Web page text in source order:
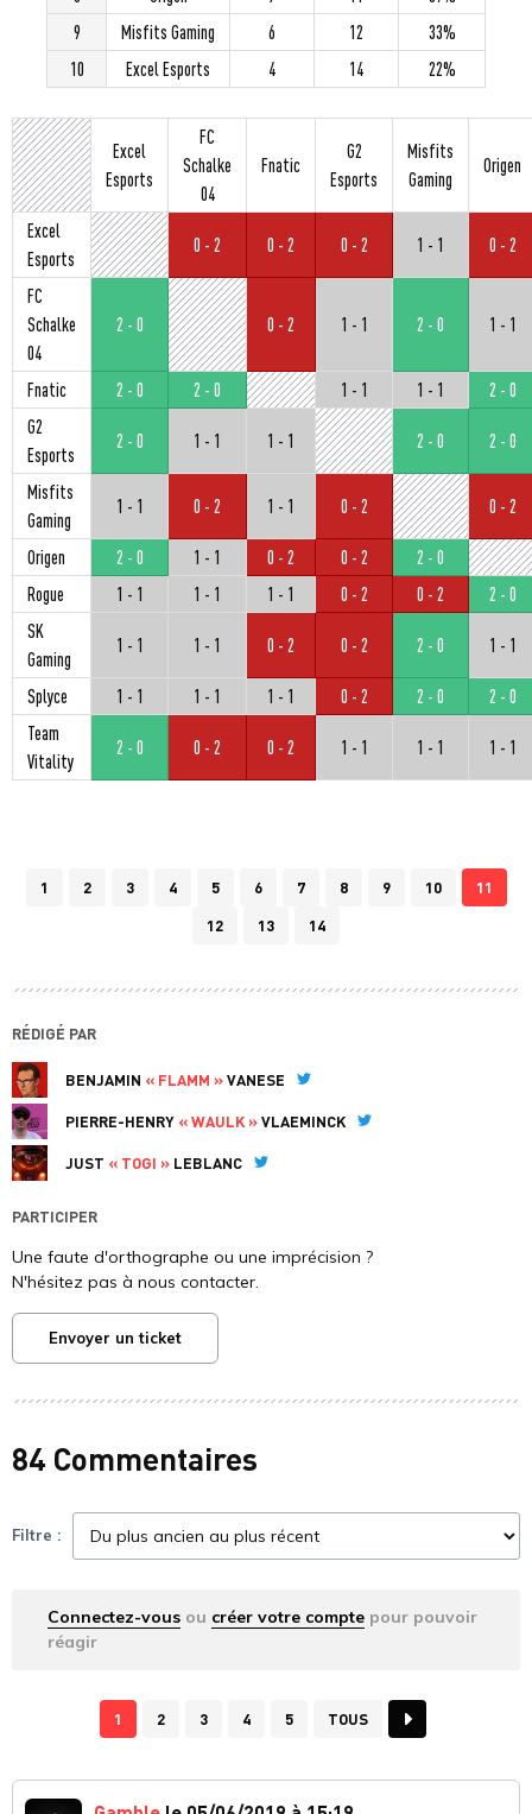
9
Misfits Gaming 6 12
33%
10
Excel Esports 4 14 22%
Excel
Esports
FC
Schalke
04
Fnatic
G2
Esports
Misfits
Gaming
Origen
Excel
Esports
0 - 2 0 - 2 0 - 2 1 - 1 0 - 2
FC
Schalke
04
2 - 0 0 - 2 1 - 1 2 - 0 1 - 1
Fnatic 2 - 0 2 - 0 1 - 1 1 - 1
2 - 0
G2
Esports
2 - 0 1 - 1 1 - 1 2 - 0 2 - 0
Misfits
Gaming
1 - 1 0 - 2 1 - 1 0 - 2 0 - 2
Origen 2 - 0 1 - 1 0 - 2 0 - 2
2 - 0
Rogue
1 - 1 1 - 1 1 - 1 0 - 2 0 - 2
2 - 0
SK
Gaming
1 - 1 1 - 1 0 - 2 0 - 2 2 - 0 1 - 1
Splyce 1 - 1 1 - 1 1 - 1 0 - 2 2 - 0
2 - 0
Team
Vitality
2 - 0 0 - 2 0 - 2 1 - 1 1 - 1 1 - 1
1 2 3 4 5 6 7 8 9 10
11
12
13 14
RÉDIGÉ PAR
BENJAMIN « FLAMM »VANESE
PIERRE-HENRY « WAULK »VLAEMINCK
JUST « TOGI » LEBLANC
PARTICIPER
Une faute d'orthographe ou une imprécision ?
N'hésitez pas à nous contacter.
Envoyer un ticket
84 Commentaires
Filtre :
Connectez-vous ou créer votre compte pour pouvoir
réagir
1 2 3 4 5 TOUS